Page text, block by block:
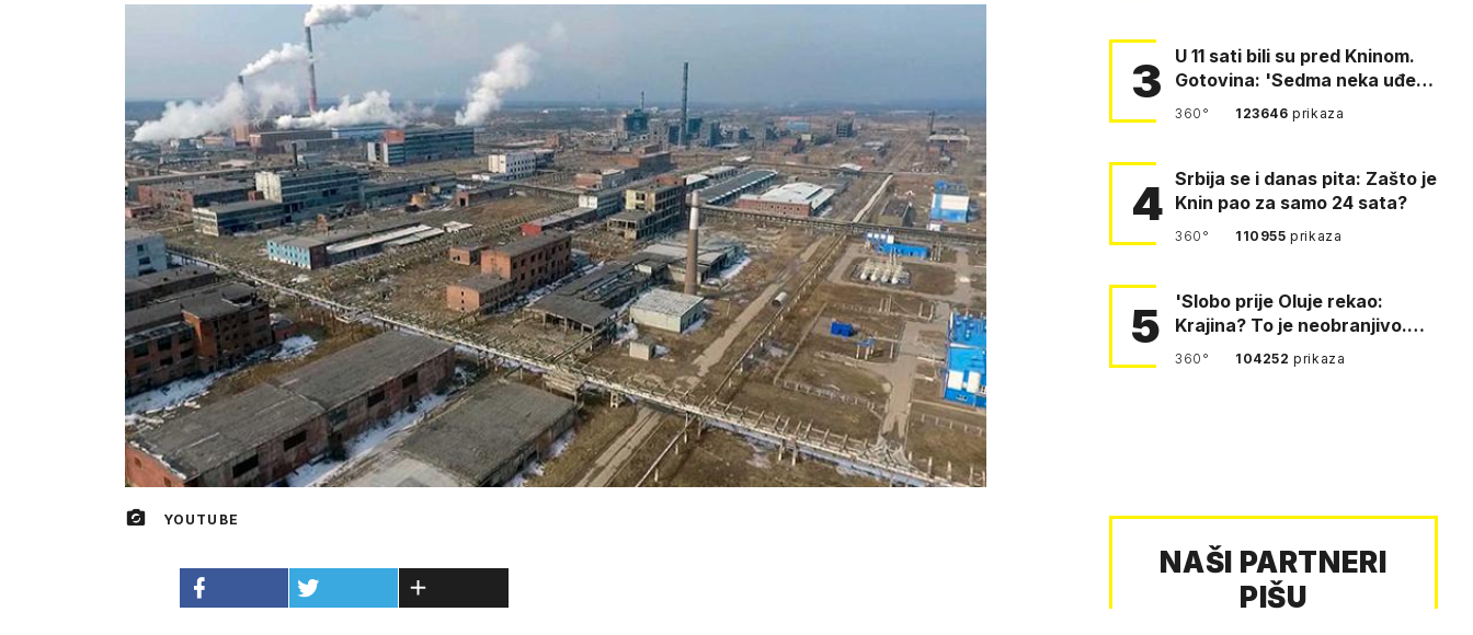
YOUTUBE
3
U 11 sati bili su pred Kninom.
Gotovina: 'Sedma neka uđe,
4. gardijska neka g…
360° 123646prikaza
4 Srbija se i danas pita: Zašto je
Knin pao za samo 24 sata?
360° 110955prikaza
5
'Slobo prije Oluje rekao:
Krajina? To je neobranjivo.
Tuđmana zvao Krivousti'
360° 104252prikaza
NAŠI PARTNERI
PIŠU